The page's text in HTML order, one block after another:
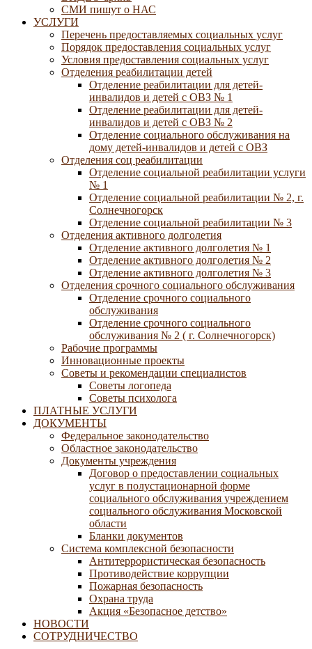
СМИ пишут о НАС
УСЛУГИ
Перечень предоставляемых социальных услуг
Порядок предоставления социальных услуг
Условия предоставления социальных услуг
Отделения реабилитации детей
Отделение реабилитации для детей-
инвалидов и детей с ОВЗ № 1
Отделение реабилитации для детей-
инвалидов и детей с ОВЗ № 2
Отделение социального обслуживания на
дому детей-инвалидов и детей с ОВЗ
Отделения соц реабилитации
Отделение социальной реабилитации услуги
№ 1
Отделение социальной реабилитации № 2, г.
Солнечногорск
Отделение социальной реабилитации № 3
Отделения активного долголетия
Отделение активного долголетия № 1
Отделение активного долголетия № 2
Отделение активного долголетия № 3
Отделения срочного социального обслуживания
Отделение срочного социального
обслуживания
Отделение срочного социального
обслуживания № 2 ( г. Солнечногорск)
Рабочие программы
Инновационные проекты
Советы и рекомендации специалистов
Советы логопеда
Советы психолога
ПЛАТНЫЕ УСЛУГИ
ДОКУМЕНТЫ
Федеральное законодательство
Областное законодательство
Документы учреждения
Договор о предоставлении социальных
услуг в полустационарной форме
социального обслуживания учреждением
социального обслуживания Московской
области
Бланки документов
Система комплексной безопасности
Антитеррористическая безопасность
Противодействие коррупции
Пожарная безопасность
Охрана труда
Акция «Безопасное детство»
НОВОСТИ
СОТРУДНИЧЕСТВО